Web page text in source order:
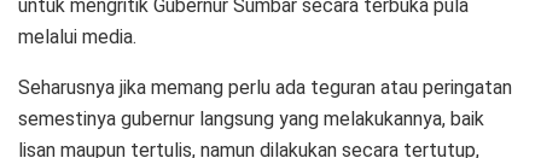
untuk mengritik Gubernur Sumbar secara terbuka pula
melalui media.
Seharusnya jika memang perlu ada teguran atau peringatan
semestinya gubernur langsung yang melakukannya, baik
lisan maupun tertulis, namun dilakukan secara tertutup,